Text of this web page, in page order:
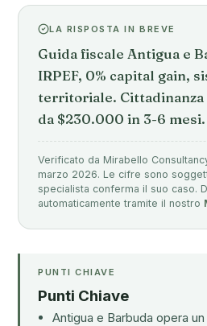
LA RISPOSTA IN BREVE
Guida fiscale Antigua e
IRPEF, 0% capital gain,
territoriale.
da $230.000 in 3-6
Verificato da Mirabello
marzo 2026. Le cifre sono
specialista conferma il suo caso.
automaticamente tramite il nostro
PUNTI CHIAVE
Punti Chiave
Antigua e Barbuda opera un